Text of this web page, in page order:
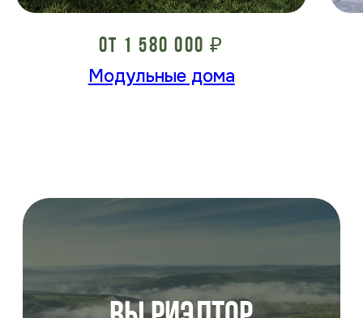
ОТ 1 580 000 ₽
Модульные дома